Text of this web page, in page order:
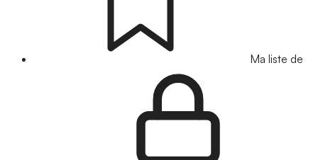
Ma liste de